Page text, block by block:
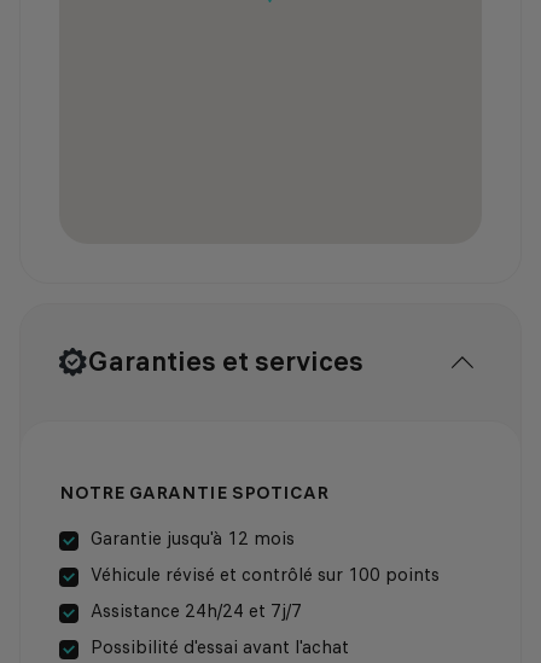
Garanties et services
NOTRE GARANTIE SPOTICAR
Garantie jusqu'à 12 mois
Véhicule révisé et contrôlé sur 100 points
Assistance 24h/24 et 7j/7
Possibilité d'essai avant l'achat